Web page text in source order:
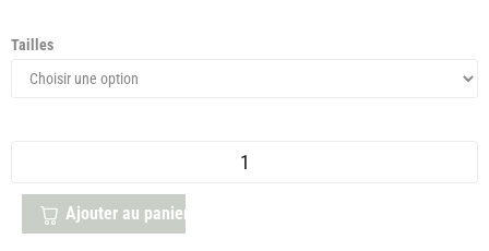
Tailles
Ajouter au panier